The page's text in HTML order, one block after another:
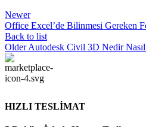
Newer
Office Excel’de Bilinmesi Gereken
Back to list
Older Autodesk Civil 3D Nedir Nasıl
HIZLI TESLİMAT